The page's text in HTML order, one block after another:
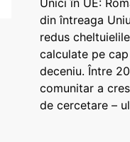
Unici în UE:
din întreaga
redus
calculate pe
deceniu. Între
comunitar a
de cercetare –